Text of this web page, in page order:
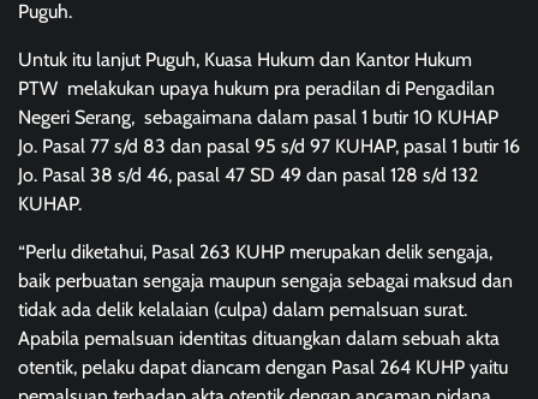
Puguh.
Untuk itu lanjut Puguh, Kuasa Hukum dan Kantor Hukum
PTW melakukan upaya hukum pra peradilan di Pengadilan
Negeri Serang, sebagaimana dalam pasal 1 butir 10 KUHAP
Jo. Pasal 77 s/d 83 dan pasal 95 s/d 97 KUHAP, pasal 1 butir 16
Jo. Pasal 38 s/d 46, pasal 47 SD 49 dan pasal 128 s/d 132
KUHAP.
“Perlu diketahui, Pasal 263 KUHP merupakan delik sengaja,
baik perbuatan sengaja maupun sengaja sebagai maksud dan
tidak ada delik kelalaian (culpa) dalam pemalsuan surat.
Apabila pemalsuan identitas dituangkan dalam sebuah akta
otentik, pelaku dapat diancam dengan Pasal 264 KUHP yaitu